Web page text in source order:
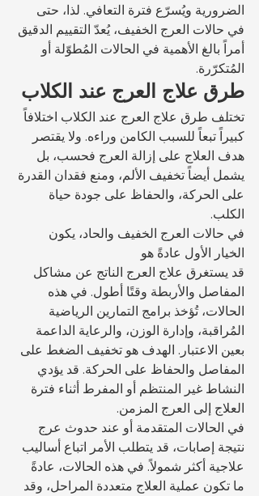
الضرورية ويُسرّع فترة التعافي. لذا، حتى
في حالات العرج الخفيف، يُعدّ التقييم الدقيق
أمراً بالغ الأهمية في الحالات المُطوّلة أو
المُتكرّرة.
طرق علاج العرج عند الكلاب
تختلف طرق علاج العرج عند الكلاب اختلافاً
كبيراً تبعاً للسبب الكامن وراءه. ولا يقتصر
هدف العلاج على إزالة العرج فحسب، بل
يشمل أيضاً تخفيف الألم، ومنع فقدان القدرة
على الحركة، والحفاظ على جودة حياة
الكلب.
في حالات العرج الخفيف والحاد، يكون
الخيار الأول عادةً هو
قد يستغرق علاج العرج الناتج عن مشاكل
المفاصل والأربطة وقتًا أطول. في هذه
الحالات، تُؤخذ برامج التمارين الرياضية
المُراقبة، وإدارة الوزن، والرعاية الداعمة
بعين الاعتبار. الهدف هو تخفيف الضغط على
المفاصل والحفاظ على الحركة. قد يؤدي
النشاط غير المنتظم أو المفرط أثناء فترة
العلاج إلى العرج المزمن.
في الحالات المتقدمة أو عند حدوث عرج
نتيجة إصابات، قد يتطلب الأمر اتباع أساليب
علاجية أكثر شمولاً. في هذه الحالات، عادةً
ما تكون عملية العلاج متعددة المراحل، وقد